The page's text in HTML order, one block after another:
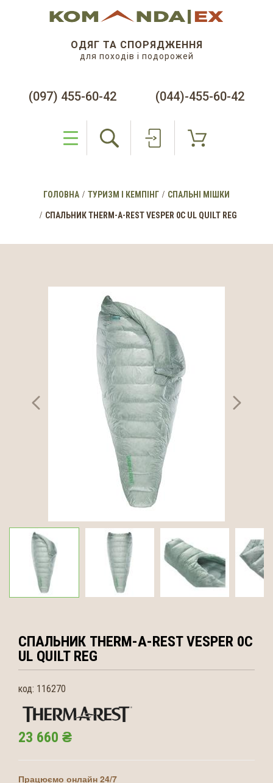
ОДЯГ ТА СПОРЯДЖЕННЯ
для походів і подорожей
(097) 455-60-42 (044)-455-60-42
ГОЛОВНА ТУРИЗМ І КЕМПІНГ СПАЛЬНІ МІШКИ
СПАЛЬНИК THERM-A-REST VESPER 0С UL QUILT REG
СПАЛЬНИК THERM-A-RESTVESPER 0С
UL QUILT REG
код: 116270
23 660 ₴
Працюємо онлайн 24/7